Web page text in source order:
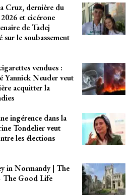
Cruz, dernière du
et cicérone
de Tadej
sur le soubassement
vendues :
Yannick Neuder veut
acquitter la
ingérence dans la
Tondelier veut
les élections
in Normandy | The
The Good Life